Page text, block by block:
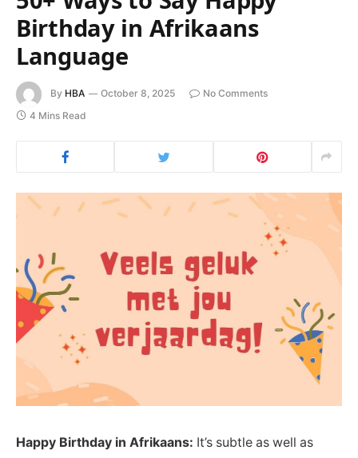
Birthday in Afrikaans
Language
By HBA October 8, 2025
No Comments
4 Mins Read
Happy Birthday in Afrikaans: It’s subtle as well as